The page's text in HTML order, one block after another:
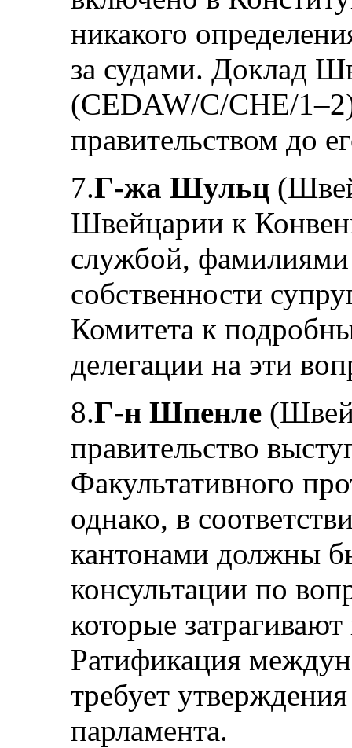
никакого
за судами. Доклад
(CEDAW/C/CHE/
правительством до
7.Г-жа Шульц
Швейцарии к
службой, фамилиями
собственности
Комитета к
делегации на эти
8.Г-н Шпенле
правительство
Факультативного
однако, в
кантонами должны
консультации по
которые
Ратификация
требует
парламента.